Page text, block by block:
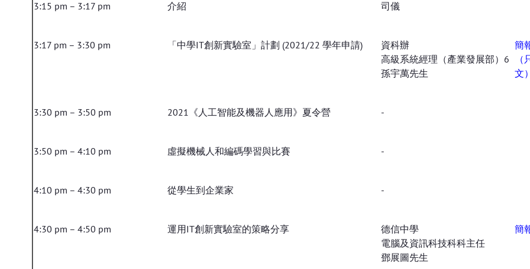
3:15 pm – 3:17 pm 介紹 司儀
3:17 pm – 3:30 pm 「中學IT創新實驗室」計劃 (2021/22 學年申請)
資科辦
高級系統經理（產業發展部）6
孫宇萬先生
簡
文）
3:30 pm – 3:50 pm 2021《人工智能及機器人應用》夏令營 -
3:50 pm – 4:10 pm 虛擬機械人和編碼學習與比賽 -
4:10 pm – 4:30 pm 從學生到企業家 -
4:30 pm – 4:50 pm 運用IT創新實驗室的策略分享
德信中學
電腦及資訊科技科科主任
鄧展圖先生
簡